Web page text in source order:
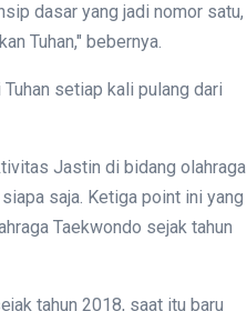
dasar yang jadi nomor satu,
Tuhan," bebernya.
setiap kali pulang dari
Jastin di bidang olahraga
saja. Ketiga point ini yang
Taekwondo sejak tahun
tahun 2018, saat itu baru